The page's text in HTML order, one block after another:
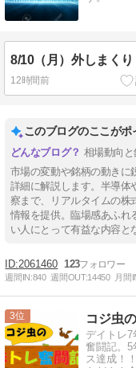
8/10（月）外しまくり
12時間前
このブログのここがポ
相場動向
市場の変動や銘柄の動きに
詳細に解説します。半導体
察まで、リアルタイムの株
情報を提供。臨場感あふれ
い人にとって有益な内容と
2061460 123
週間IN:840 週間OUT:14450 月間
3 コジ虫
デイトレ
奮闘記。5
ス達成！